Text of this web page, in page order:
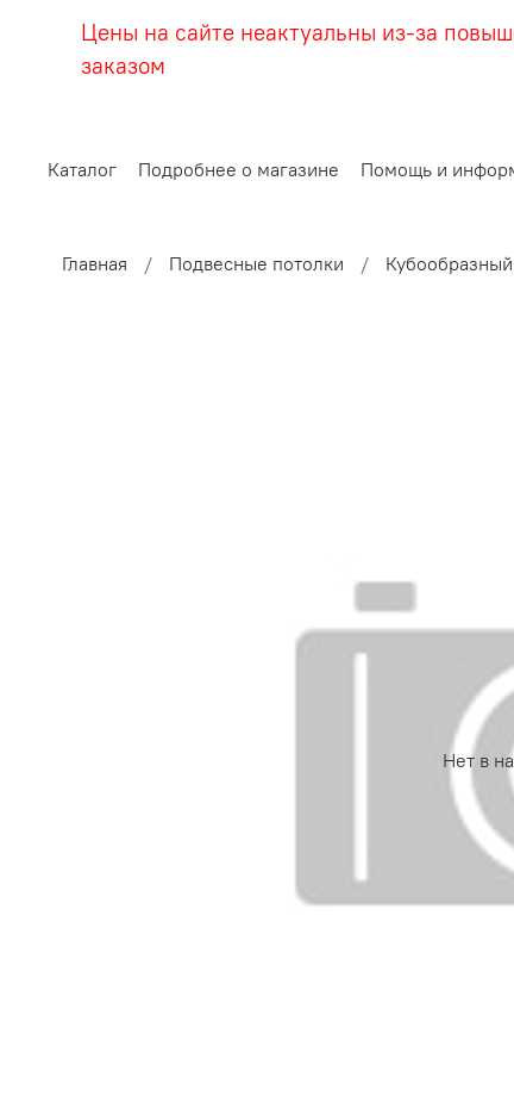
Цены на сайте неактуальны из-за
заказом
Каталог Подробнее о магазине Помощь и
Главная Подвесные потолки
Нет в